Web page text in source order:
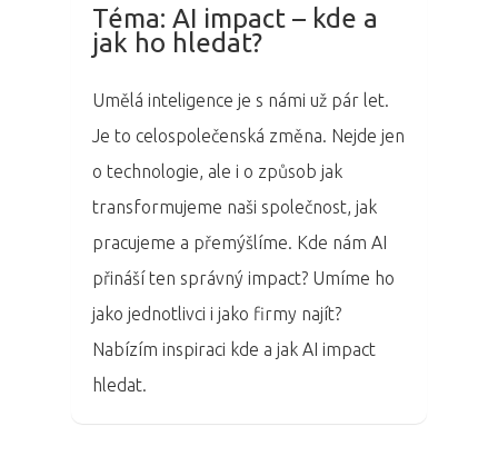
Téma: AI impact – kde a
jak ho hledat?
Umělá inteligence je s námi už pár let.
Je to celospolečenská změna. Nejde jen
o technologie, ale i o způsob jak
transformujeme naši společnost, jak
pracujeme a přemýšlíme. Kde nám AI
přináší ten správný impact? Umíme ho
jako jednotlivci i jako firmy najít?
Nabízím inspiraci kde a jak AI impact
hledat.
Program 27.3.
Osobnosti
Dopad
Aktuality
Partneři